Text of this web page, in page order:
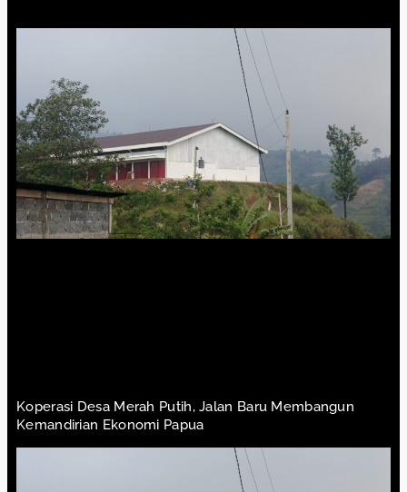
Koperasi Desa Merah Putih, Jalan Baru Membangun
Kemandirian Ekonomi Papua